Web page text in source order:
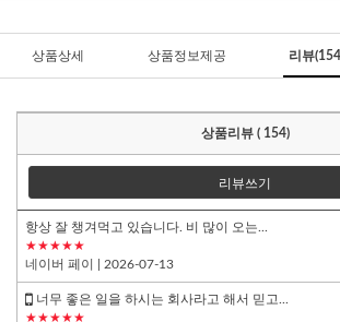
상품상세 상품정보제공 리뷰
상품리뷰 ( 154)
리뷰쓰기
항상 잘 챙겨먹고 있습니다. 비 많이 오는...
★★★★★
네이버 페이 | 2026-07-13
너무 좋은 일을 하시는 회사라고 해서 믿고...
★★★★★